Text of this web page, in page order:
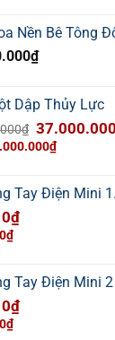
3.500.000₫.
Nền Bê Tông
₫
Dập Thủy Lực
₫ Giá
gốc
₫
Tay Điện Mini
100₫.
₫Giá
là:
10₫.
₫
Tay Điện Mini
₫Giá
₫